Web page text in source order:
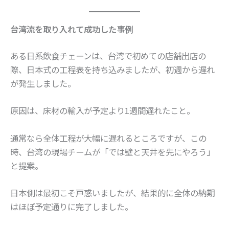
台湾流を取り入れて成功した事例
ある日系飲食チェーンは、台湾で初めての店舗出店の
際、日本式の工程表を持ち込みましたが、初週から遅れ
が発生しました。
原因は、床材の輸入が予定より1週間遅れたこと。
通常なら全体工程が大幅に遅れるところですが、この
時、台湾の現場チームが「では壁と天井を先にやろう」
と提案。
日本側は最初こそ戸惑いましたが、結果的に全体の納期
はほぼ予定通りに完了しました。